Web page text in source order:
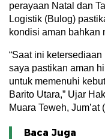
perayaan Natal dan
Logistik (Bulog)
kondisi aman bahkan
“Saat ini
saya pastikan aman
untuk memenuhi
Barito Utara,” Ujar
Muara Teweh, Jum’at
Baca Juga